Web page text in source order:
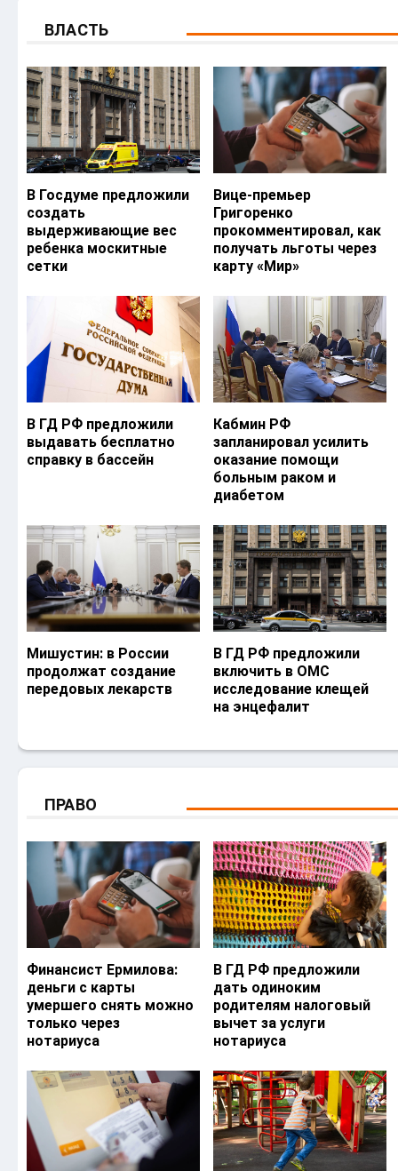
ВЛАСТЬ
В Госдуме предложили
создать
выдерживающие вес
ребенка москитные
сетки
Вице-премьер
Григоренко
прокомментировал, как
получать льготы через
карту «Мир»
В ГД РФ предложили
выдавать бесплатно
справку в бассейн
Кабмин РФ
запланировал усилить
оказание помощи
больным раком и
диабетом
Мишустин: в России
продолжат создание
передовых лекарств
В ГД РФ предложили
включить в ОМС
исследование клещей
на энцефалит
ПРАВО
Финансист Ермилова:
деньги с карты
умершего снять можно
только через
нотариуса
В ГД РФ предложили
дать одиноким
родителям налоговый
вычет за услуги
нотариуса